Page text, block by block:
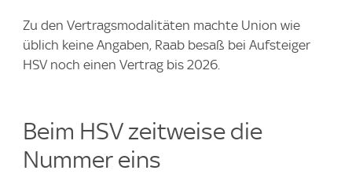
Zu den Vertragsmodalitäten machte Union wie
üblich keine Angaben, Raab besaß bei Aufsteiger
HSV noch einen Vertrag bis 2026.
Beim HSV zeitweise die
Nummer eins